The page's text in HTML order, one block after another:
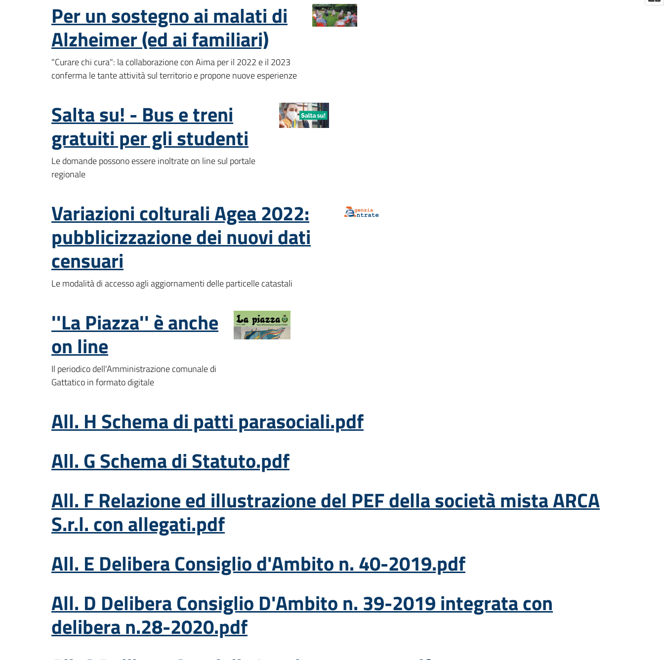
Per un sostegno ai malati di
Alzheimer (ed ai familiari)
"Curare chi cura": la collaborazione con Aima per il 2022 e il 2023
conferma le tante attività sul territorio e propone nuove esperienze
Salta su! - Bus e treni
gratuiti per gli studenti
Le domande possono essere inoltrate on line sul portale
regionale
Variazioni colturali Agea 2022:
pubblicizzazione dei nuovi dati
censuari
Le modalità di accesso agli aggiornamenti delle particelle catastali
''La Piazza'' è anche
on line
Il periodico dell'Amministrazione comunale di
Gattatico in formato digitale
All. H Schema di patti parasociali.pdf
All. G Schema di Statuto.pdf
All. F Relazione ed illustrazione del PEF della società mista ARCA
S.r.l. con allegati.pdf
All. E Delibera Consiglio d'Ambito n. 40-2019.pdf
All. D Delibera Consiglio D'Ambito n. 39-2019 integrata con
delibera n.28-2020.pdf